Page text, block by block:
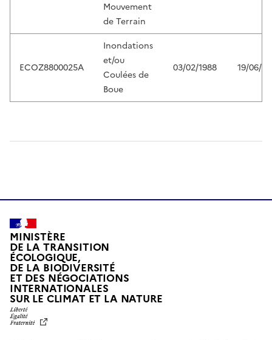
Mouvement
de Terrain
ECOZ8800025A
Inondations
et/ou
Coulées de
Boue
03/02/1988 19/06/
MINISTÈRE
DE LA TRANSITION
ÉCOLOGIQUE,
DE LA BIODIVERSITÉ
ET DES NÉGOCIATIONS
INTERNATIONALES
SUR LE CLIMAT ET LA NATUREL